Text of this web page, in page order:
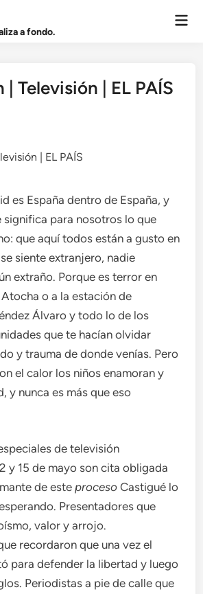
a fondo.
Televisión | EL PAÍS
es España dentro de España, y
significa para nosotros lo que
que aquí todos están a gusto en
siente extranjero, nadie
extraño. Porque es terror en
o a la estación de
Álvaro y todo lo de los
que te hacían olvidar
y trauma de donde venías. Pero
el calor los niños enamoran y
y nunca es más que eso
de televisión
y 15 de mayo son cita obligada
de esteproceso Castigué lo
Presentadores que
valor y arrojo.
recordaron que una vez el
para defender la libertad y luego
Periodistas a pie de calle que